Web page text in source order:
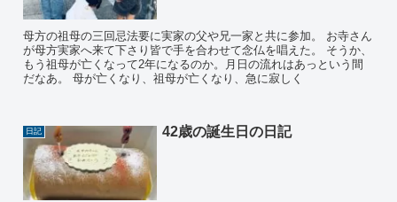
母方の祖母の三回忌法要に実家の父や兄一家と共に参加。 お寺さん
が母方実家へ来て下さり皆で手を合わせて念仏を唱えた。 そうか、
もう祖母が亡くなって2年になるのか。月日の流れはあっという間
だなあ。 母が亡くなり、祖母が亡くなり、急に寂しく
日記 42歳の誕生日の日記